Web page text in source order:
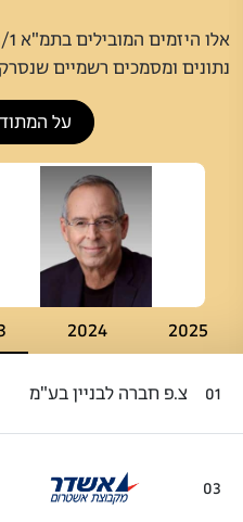
נתונים ומסמכים רשמיים
על
2025
2024
01 צ.פ חברה לבניין בע"מ
03